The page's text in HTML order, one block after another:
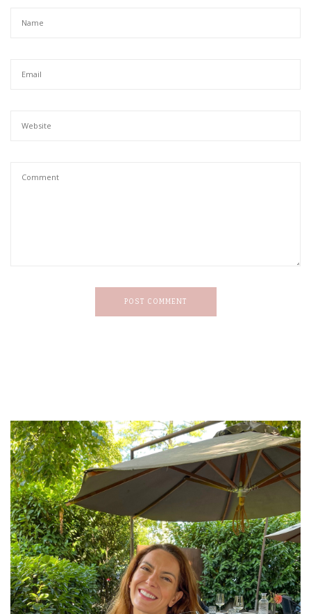
POST COMMENT